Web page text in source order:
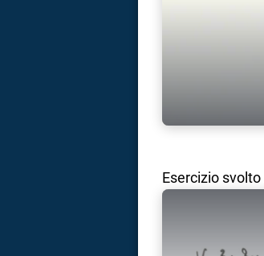
Esercizio svolto